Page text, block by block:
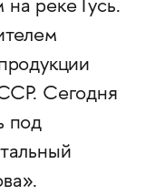
реке Гусь.
Сегодня
под